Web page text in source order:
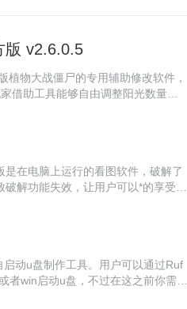
版 v2.6.0.5
物大战僵尸的专用辅助修改软件，
借助工具能够自由调整阳光数量、
在电脑上运行的看图软件，破解了
解功能失效，让用户可以*的享受C
动u盘制作工具。用户可以通过Ruf
者win启动u盘，不过在这之前你需要